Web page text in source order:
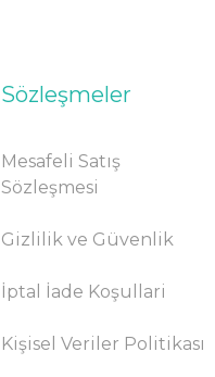
Sözleşmeler
Mesafeli Satış
Sözleşmesi
Gizlilik ve Güvenlik
İptal İade Koşullari
Kişisel Veriler Politikası